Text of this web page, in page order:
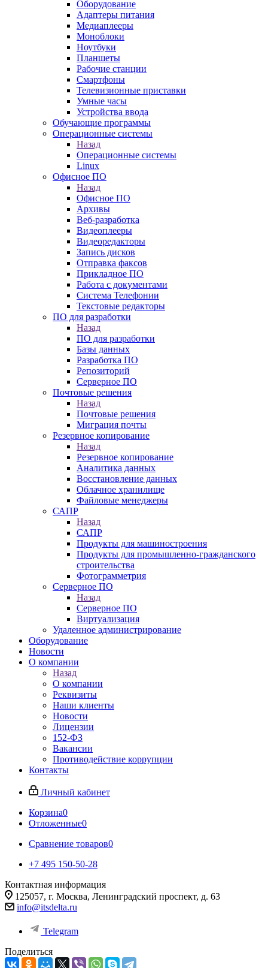
Оборудование
Адаптеры питания
Медиаплееры
Моноблоки
Ноутбуки
Планшеты
Рабочие станции
Смартфоны
Телевизионные приставки
Умные часы
Устройства ввода
Обучающие программы
Операционные системы
Назад
Операционные системы
Linux
Офисное ПО
Назад
Офисное ПО
Архивы
Веб-разработка
Видеоплееры
Видеоредакторы
Запись дисков
Отправка факсов
Прикладное ПО
Работа с документами
Система Телефонии
Текстовые редакторы
ПО для разработки
Назад
ПО для разработки
Базы данных
Разработка ПО
Репозиторий
Серверное ПО
Почтовые решения
Назад
Почтовые решения
Миграция почты
Резервное копирование
Назад
Резервное копирование
Аналитика данных
Восстановление данных
Облачное хранилище
Файловые менеджеры
САПР
Назад
САПР
Продукты для машиностроения
Продукты для промышленно-гражданского
строительства
Фотограмметрия
Серверное ПО
Назад
Серверное ПО
Виртуализация
Удаленное администрирование
Оборудование
Новости
О компании
Назад
О компании
Реквизиты
Наши клиенты
Новости
Лицензии
152-ФЗ
Вакансии
Противодействие коррупции
Контакты
Личный кабинет
Корзина0
Отложенные0
Сравнение товаров0
+7 495 150-50-28
Контактная информация
125057, г. Москва, Ленинградский проспект, д. 63
info@itsdelta.ru
Telegram
Поделиться